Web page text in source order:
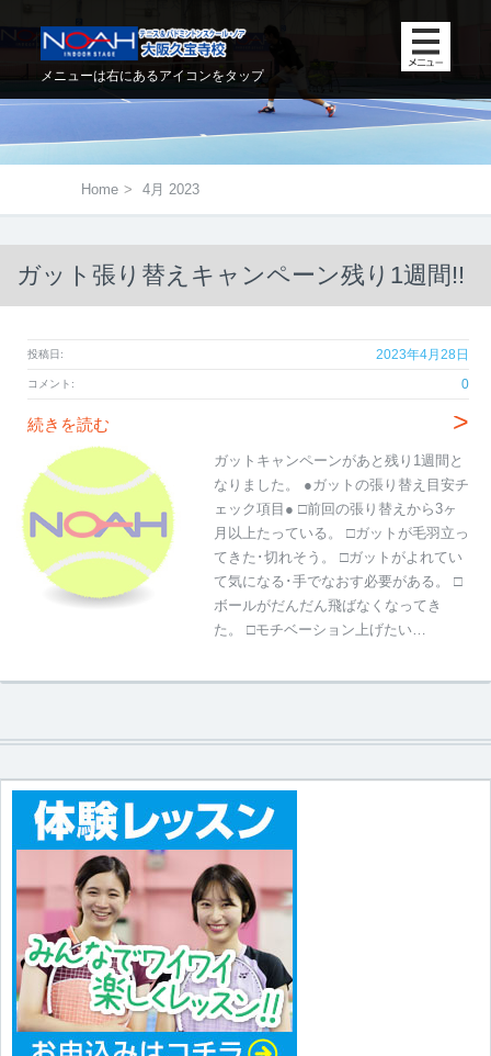
メニューは右にあるアイコンをタップ
Home > 4月 2023
ガット張り替えキャンペーン残り1週間!!
投稿日: 2023年4月28日
コメント: 0
続きを読む >
ガットキャンペーンがあと残り1週間と
なりました。 ●ガットの張り替え目安チ
ェック項目● □前回の張り替えから3ヶ
月以上たっている。 □ガットが毛羽立っ
てきた･切れそう。 □ガットがよれてい
て気になる･手でなおす必要がある。 □
ボールがだんだん飛ばなくなってき
た。 □モチベーション上げたい…